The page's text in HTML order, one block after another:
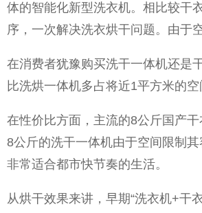
体的智能化新型洗衣机。相比较干
序，一次解决洗衣烘干问题。由于
在消费者犹豫购买洗干一体机还是
比洗烘一体机多占将近1平方米的
在性价比方面，主流的8公斤国产
8公斤的洗干一体机由于空间限制
非常适合都市快节奏的生活。
从烘干效果来讲，早期“洗衣机+干